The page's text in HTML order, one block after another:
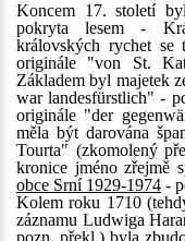
Koncem 17. století
pokryta lesem -
královských rychet
originále "von St.
Základem byl majetek
war landesfürstlich" -
originále "der
měla být darována
Tourta" (zkomolený
kronice jméno zřejmě
obce Srní 1929-1974 -
Kolem roku 1710
záznamu Ludwiga
pozn. překl.) byla